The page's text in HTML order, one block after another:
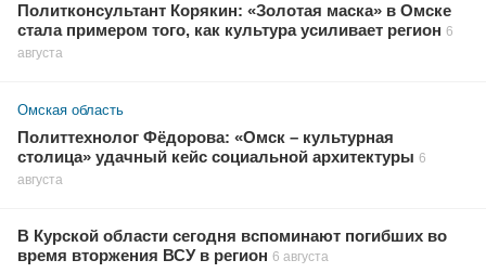
Политконсультант Корякин: «Золотая маска» в Омске
стала примером того, как культура усиливает регион 6
августа
Омская область
Политтехнолог Фёдорова: «Омск – культурная
столица» удачный кейс социальной архитектуры 6
августа
В Курской области сегодня вспоминают погибших во
время вторжения ВСУ в регион 6 августа